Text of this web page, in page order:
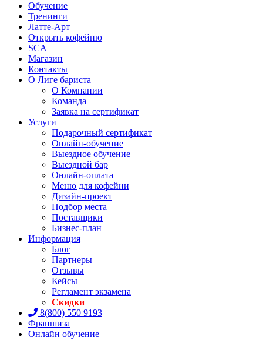
Обучение
Тренинги
Латте-Арт
Открыть кофейню
SCA
Магазин
Контакты
О Лиге бариста
О Компании
Команда
Заявка на сертификат
Услуги
Подарочный сертификат
Онлайн-обучение
Выездное обучение
Выездной бар
Онлайн-оплата
Меню для кофейни
Дизайн-проект
Подбор места
Поставщики
Бизнес-план
Информация
Блог
Партнеры
Отзывы
Кейсы
Регламент экзамена
Скидки
8(800) 550 9193
Франшиза
Онлайн обучение